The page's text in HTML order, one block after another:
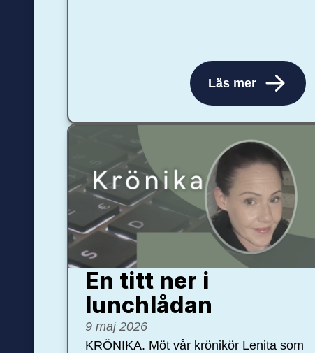
Läs mer
En titt ner i
lunchlådan
9 maj 2026
KRÖNIKA. Möt vår krönikör Lenita som